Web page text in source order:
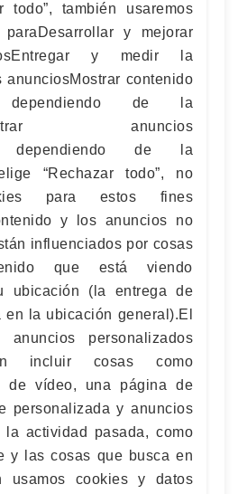
todo”, también usaremos
y mejorar
y medir la
contenido
dependiendo de la
anuncios
dependiendo de la
“Rechazar todo”, no
para estos fines
y los anuncios no
influenciados por cosas
que está viendo
ubicación (la entrega de
la ubicación general).El
personalizados
incluir cosas como
de vídeo, una página de
personalizada y anuncios
la actividad pasada, como
y las cosas que busca en
usamos cookies y datos